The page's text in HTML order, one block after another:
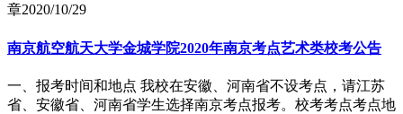
章2020/10/29
南京航空航天大学金城学院2020年南京考点艺术类校考公告
一、报考时间和地点 我校在安徽、河南省不设考点，请江苏
省、安徽省、河南省学生选择南京考点报考。校考考点考点地